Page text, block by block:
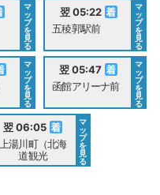
マ
ッ
プ
を
見
る
翌 05:22
五稜郭駅前
マ
ッ
プ
を
見
る
マ
ッ
プ
を
見
る
翌 05:47
函館アリーナ前
マ
ッ
プ
を
見
る
翌 06:05
上湯川町（北海
道観光
マ
ッ
プ
を
見
る